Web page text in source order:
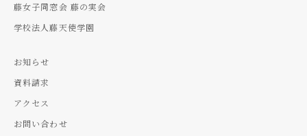
藤女子同窓会 藤の実会
学校法人藤天使学園
お知らせ
資料請求
アクセス
お問い合わせ